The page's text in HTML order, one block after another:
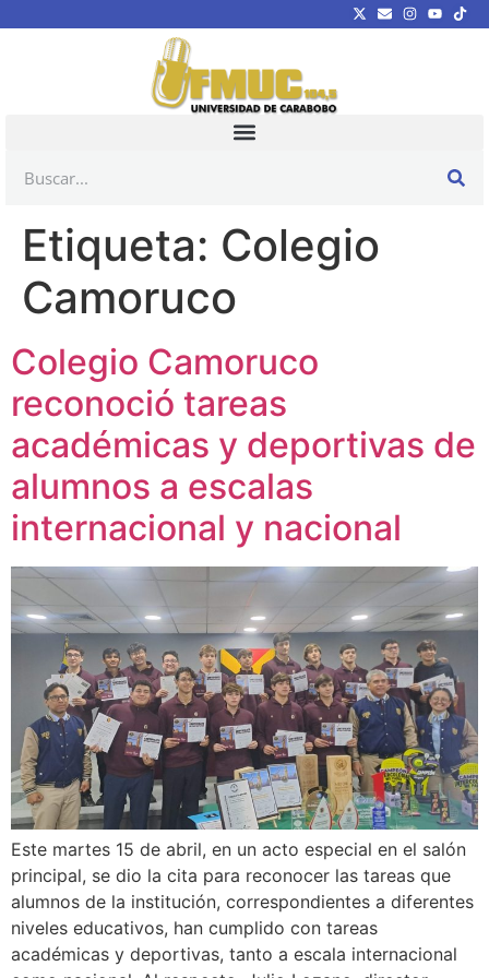
Etiqueta: Colegio
Camoruco
Colegio Camoruco
reconoció tareas
académicas y deportivas de
alumnos a escalas
internacional y nacional
Este martes 15 de abril, en un acto especial en el salón
principal, se dio la cita para reconocer las tareas que
alumnos de la institución, correspondientes a diferentes
niveles educativos, han cumplido con tareas
académicas y deportivas, tanto a escala internacional